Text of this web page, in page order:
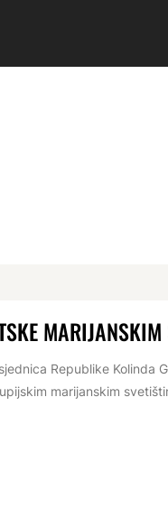
Republike Kolinda
marijanskim